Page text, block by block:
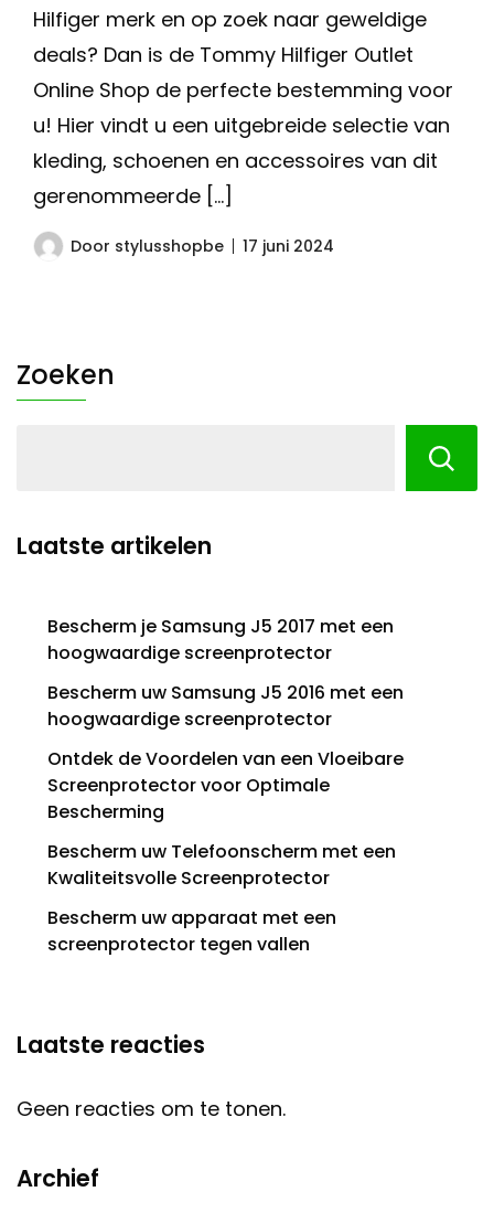
Hilfiger merk en op zoek naar geweldige
deals? Dan is de Tommy Hilfiger Outlet
Online Shop de perfecte bestemming voor
u! Hier vindt u een uitgebreide selectie van
kleding, schoenen en accessoires van dit
gerenommeerde […]
Door stylusshopbe 17 juni 2024
Zoeken
Laatste artikelen
Bescherm je Samsung J5 2017 met een
hoogwaardige screenprotector
Bescherm uw Samsung J5 2016 met een
hoogwaardige screenprotector
Ontdek de Voordelen van een Vloeibare
Screenprotector voor Optimale
Bescherming
Bescherm uw Telefoonscherm met een
Kwaliteitsvolle Screenprotector
Bescherm uw apparaat met een
screenprotector tegen vallen
Laatste reacties
Geen reacties om te tonen.
Archief